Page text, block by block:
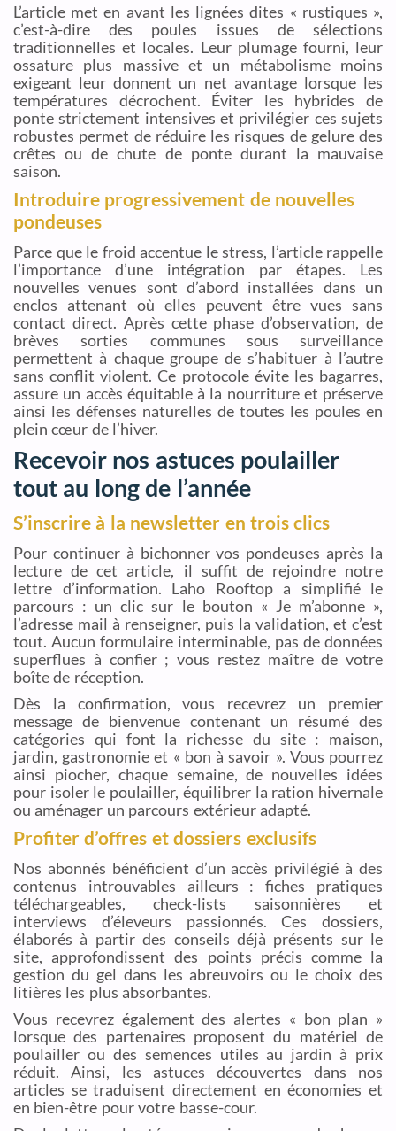
L’article met en avant les lignées dites « rustiques »,
c’est-à-dire des poules issues de sélections
traditionnelles et locales. Leur plumage fourni, leur
ossature plus massive et un métabolisme moins
exigeant leur donnent un net avantage lorsque les
températures décrochent. Éviter les hybrides de
ponte strictement intensives et privilégier ces sujets
robustes permet de réduire les risques de gelure des
crêtes ou de chute de ponte durant la mauvaise
saison.
Introduire progressivement de nouvelles
pondeuses
Parce que le froid accentue le stress, l’article rappelle
l’importance d’une intégration par étapes. Les
nouvelles venues sont d’abord installées dans un
enclos attenant où elles peuvent être vues sans
contact direct. Après cette phase d’observation, de
brèves sorties communes sous surveillance
permettent à chaque groupe de s’habituer à l’autre
sans conflit violent. Ce protocole évite les bagarres,
assure un accès équitable à la nourriture et préserve
ainsi les défenses naturelles de toutes les poules en
plein cœur de l’hiver.
Recevoir nos astuces poulailler
tout au long de l’année
S’inscrire à la newsletter en trois clics
Pour continuer à bichonner vos pondeuses après la
lecture de cet article, il suffit de rejoindre notre
lettre d’information. Laho Rooftop a simplifié le
parcours : un clic sur le bouton « Je m’abonne »,
l’adresse mail à renseigner, puis la validation, et c’est
tout. Aucun formulaire interminable, pas de données
superflues à confier ; vous restez maître de votre
boîte de réception.
Dès la confirmation, vous recevrez un premier
message de bienvenue contenant un résumé des
catégories qui font la richesse du site : maison,
jardin, gastronomie et « bon à savoir ». Vous pourrez
ainsi piocher, chaque semaine, de nouvelles idées
pour isoler le poulailler, équilibrer la ration hivernale
ou aménager un parcours extérieur adapté.
Profiter d’offres et dossiers exclusifs
Nos abonnés bénéficient d’un accès privilégié à des
contenus introuvables ailleurs : fiches pratiques
téléchargeables, check-lists saisonnières et
interviews d’éleveurs passionnés. Ces dossiers,
élaborés à partir des conseils déjà présents sur le
site, approfondissent des points précis comme la
gestion du gel dans les abreuvoirs ou le choix des
litières les plus absorbantes.
Vous recevrez également des alertes « bon plan »
lorsque des partenaires proposent du matériel de
poulailler ou des semences utiles au jardin à prix
réduit. Ainsi, les astuces découvertes dans nos
articles se traduisent directement en économies et
en bien-être pour votre basse-cour.